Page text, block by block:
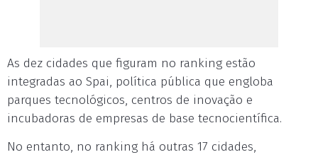
As dez cidades que figuram no ranking estão
integradas ao Spai, política pública que engloba
parques tecnológicos, centros de inovação e
incubadoras de empresas de base tecnocientífica.
No entanto, no ranking há outras 17 cidades,